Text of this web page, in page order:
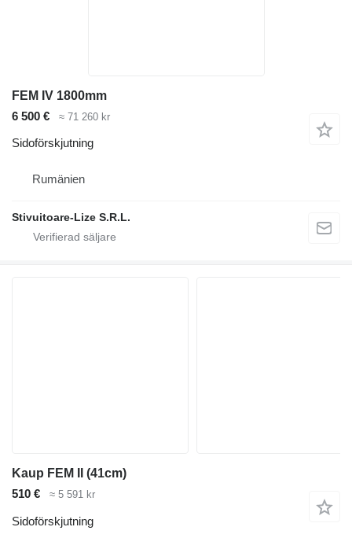
FEM IV 1800mm
6 500 €
≈ 71 260 kr
Sidoförskjutning
Rumänien
Stivuitoare-Lize S.R.L.
Kaup FEM II (41cm)
510 €
≈ 5 591 kr
Sidoförskjutning